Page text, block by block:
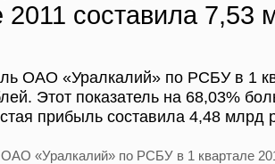
2011 составила 7,53
ОАО «Уралкалий» по РСБУ в 1
Этот показатель на 68,03%
прибыль составила 4,48 млрд
«Уралкалий» по РСБУ в 1 квартале